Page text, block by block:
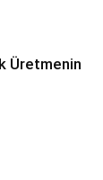
Üretmenin